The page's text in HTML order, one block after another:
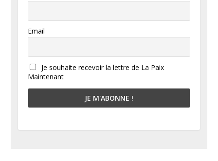
Email
Je souhaite recevoir la lettre de La Paix
Maintenant